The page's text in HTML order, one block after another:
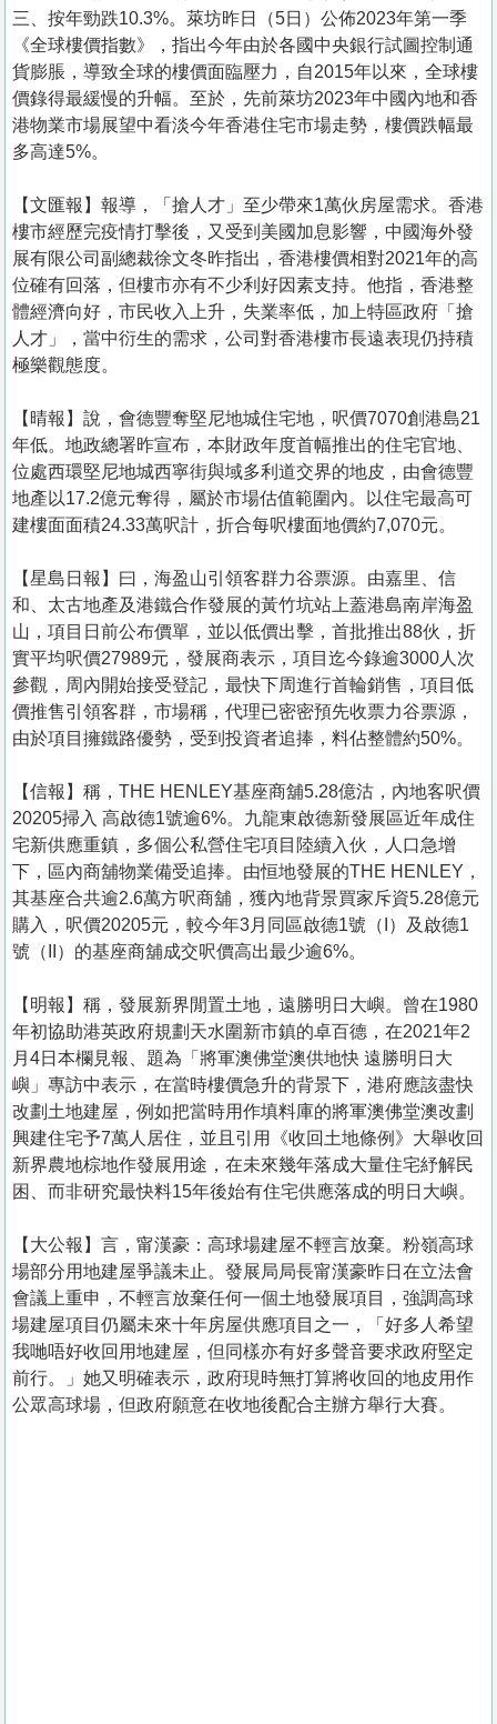
三、按年勁跌10.3%。萊坊昨日（5日）公佈2023年第一季
《全球樓價指數》，指出今年由於各國中央銀行試圖控制通
貨膨脹，導致全球的樓價面臨壓力，自2015年以來，全球樓
價錄得最緩慢的升幅。至於，先前萊坊2023年中國內地和香
港物業市場展望中看淡今年香港住宅市場走勢，樓價跌幅最
多高達5%。
【文匯報】報導，「搶人才」至少帶來1萬伙房屋需求。香港
樓市經歷完疫情打擊後，又受到美國加息影響，中國海外發
展有限公司副總裁徐文冬昨指出，香港樓價相對2021年的高
位確有回落，但樓市亦有不少利好因素支持。他指，香港整
體經濟向好，市民收入上升，失業率低，加上特區政府「搶
人才」，當中衍生的需求，公司對香港樓市長遠表現仍持積
極樂觀態度。
【晴報】說，會德豐奪堅尼地城住宅地，呎價7070創港島21
年低。地政總署昨宣布，本財政年度首幅推出的住宅官地、
位處西環堅尼地城西寧街與域多利道交界的地皮，由會德豐
地產以17.2億元奪得，屬於市場估值範圍內。以住宅最高可
建樓面面積24.33萬呎計，折合每呎樓面地價約7,070元。
【星島日報】曰，海盈山引領客群力谷票源。由嘉里、信
和、太古地產及港鐵合作發展的黃竹坑站上蓋港島南岸海盈
山，項目日前公布價單，並以低價出擊，首批推出88伙，折
實平均呎價27989元，發展商表示，項目迄今錄逾3000人次
參觀，周內開始接受登記，最快下周進行首輪銷售，項目低
價推售引領客群，市場稱，代理已密密預先收票力谷票源，
由於項目擁鐵路優勢，受到投資者追捧，料佔整體約50%。
【信報】稱，THE HENLEY基座商舖5.28億沽，內地客呎價
20205掃入 高啟德1號逾6%。九龍東啟德新發展區近年成住
宅新供應重鎮，多個公私營住宅項目陸續入伙，人口急增
下，區內商舖物業備受追捧。由恒地發展的THE HENLEY，
其基座合共逾2.6萬方呎商舖，獲內地背景買家斥資5.28億元
購入，呎價20205元，較今年3月同區啟德1號（I）及啟德1
號（II）的基座商舖成交呎價高出最少逾6%。
【明報】稱，發展新界閒置土地，遠勝明日大嶼。曾在1980
年初協助港英政府規劃天水圍新市鎮的卓百德，在2021年2
月4日本欄見報、題為「將軍澳佛堂澳供地快 遠勝明日大
嶼」專訪中表示，在當時樓價急升的背景下，港府應該盡快
改劃土地建屋，例如把當時用作填料庫的將軍澳佛堂澳改劃
興建住宅予7萬人居住，並且引用《收回土地條例》大舉收回
新界農地棕地作發展用途，在未來幾年落成大量住宅紓解民
困、而非研究最快料15年後始有住宅供應落成的明日大嶼。
【大公報】言， 甯漢豪：高球場建屋不輕言放棄。粉嶺高球
場部分用地建屋爭議未止。發展局局長甯漢豪昨日在立法會
會議上重申，不輕言放棄任何一個土地發展項目，強調高球
場建屋項目仍屬未來十年房屋供應項目之一，「好多人希望
我哋唔好收回用地建屋，但同樣亦有好多聲音要求政府堅定
前行。」她又明確表示，政府現時無打算將收回的地皮用作
公眾高球場，但政府願意在收地後配合主辦方舉行大賽。